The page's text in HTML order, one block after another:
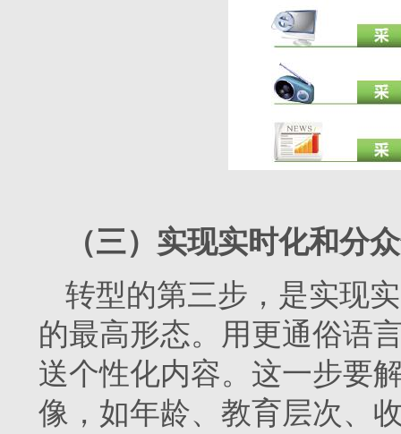
（三）实现实时化和分
转型的第三步，是实现
的最高形态。用更通俗语
送个性化内容。这一步要
像，如年龄、教育层次、